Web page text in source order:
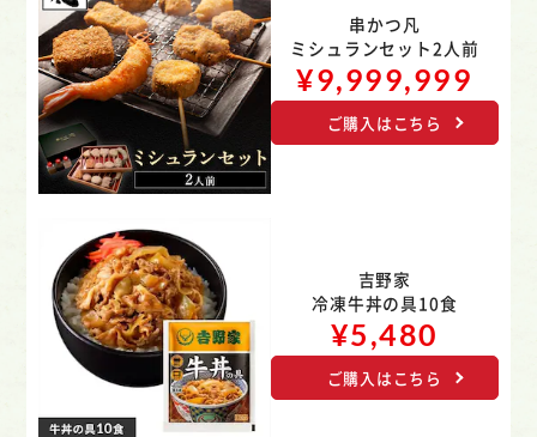
串かつ凡
ミシュランセット2人前
¥9,999,999
ご購入はこちら
吉野家
冷凍牛丼の具10食
¥5,480
ご購入はこちら